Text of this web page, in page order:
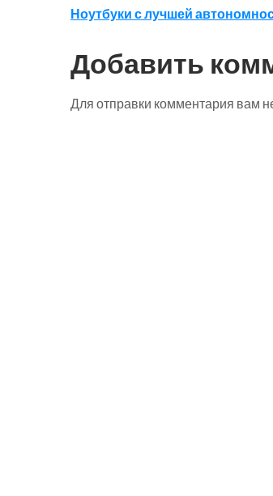
Навигация
по
записям
Ноутбуки с лучшей
Добавить
Для отправки комментария вам